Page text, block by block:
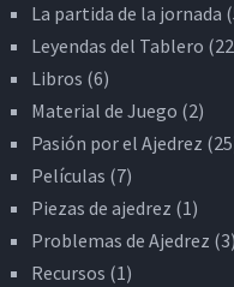
La partida de la jornada
Leyendas del Tablero
Libros (6)
Material de Juego (2)
Pasión por el Ajedrez
Películas (7)
Piezas de ajedrez (1)
Problemas de Ajedrez (3)
Recursos (1)